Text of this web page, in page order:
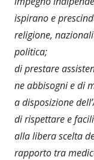
ispirano e
religione,
politica;
di prestare
ne abbisogni e di
a disposizione
di rispettare e
alla libera scelta
rapporto tra